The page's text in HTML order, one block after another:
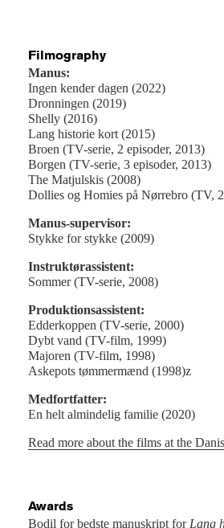
Filmography
Manus:
Ingen kender dagen (2022)
Dronningen (2019)
Shelly (2016)
Lang historie kort (2015)
Broen (TV-serie, 2 episoder, 2013)
Borgen (TV-serie, 3 episoder, 2013)
The Matjulskis (2008)
Dollies og Homies på Nørrebro (TV,
Manus-supervisor:
Stykke for stykke (2009)
Instruktørassistent:
Sommer (TV-serie, 2008)
Produktionsassistent:
Edderkoppen (TV-serie, 2000)
Dybt vand (TV-film, 1999)
Majoren (TV-film, 1998)
Askepots tømmermænd (1998)z
Medfortfatter:
En helt almindelig familie (2020)
Read more about the films at the
Awards
Bodil for bedste manuskript for Lang